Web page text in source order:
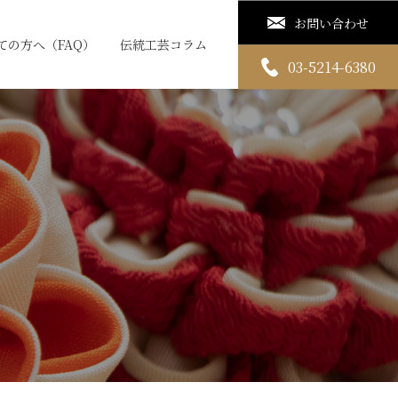
の方へ（FAQ） 伝統工芸コラム
お問い合わせ
03-5214-6380